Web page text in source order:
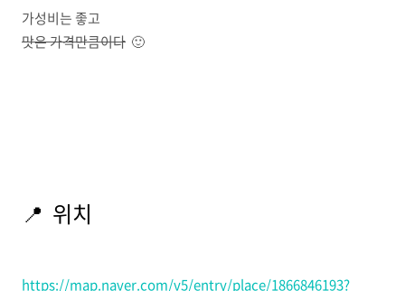
가성비는 좋고
맛은 가격만큼이다 🙂
📍 위치
https://map.naver.com/v5/entry/place/1866846193?